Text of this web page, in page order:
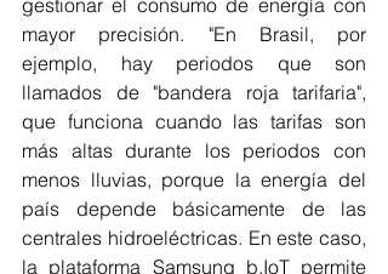
mayor precisión. "En Brasil, por
ejemplo, hay periodos que son
llamados de "bandera roja tarifaria",
que funciona cuando las tarifas son
más altas durante los periodos con
menos lluvias, porque la energía del
país depende básicamente de las
centrales hidroeléctricas. En este caso,
la plataforma Samsung b.IoT permite